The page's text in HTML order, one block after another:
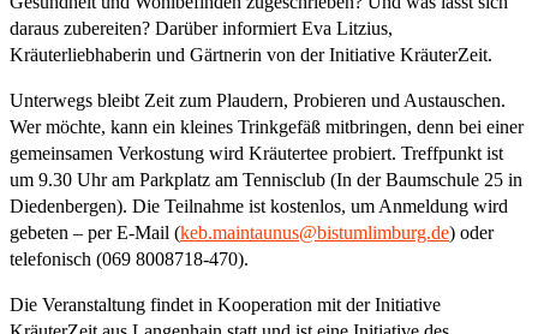
daraus zubereiten? Darüber informiert Eva Litzius,
Kräuterliebhaberin und Gärtnerin von der Initiative KräuterZeit.
Unterwegs bleibt Zeit zum Plaudern, Probieren und Austauschen.
Wer möchte, kann ein kleines Trinkgefäß mitbringen, denn bei einer
gemeinsamen Verkostung wird Kräutertee probiert. Treffpunkt ist
um 9.30 Uhr am Parkplatz am Tennisclub (In der Baumschule 25 in
Diedenbergen). Die Teilnahme ist kostenlos, um Anmeldung wird
gebeten – per E-Mail (keb.maintaunus@bistumlimburg.de) oder
telefonisch (069 8008718-470).
Die Veranstaltung findet in Kooperation mit der Initiative